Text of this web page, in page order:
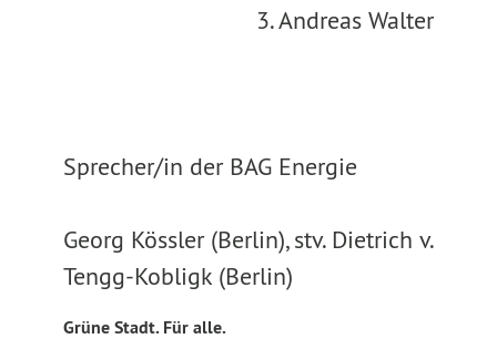
3. Andreas Walter
Sprecher/in der BAG Energie
Georg Kössler (Berlin), stv. Dietrich v.
Tengg-Kobligk (Berlin)
Grüne Stadt. Für alle.